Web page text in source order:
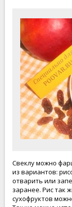
Свеклу можно
из вариантов:
отварить или
заранее. Рис так
сухофруктов